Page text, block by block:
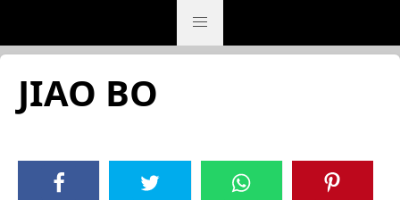
JIAO BO